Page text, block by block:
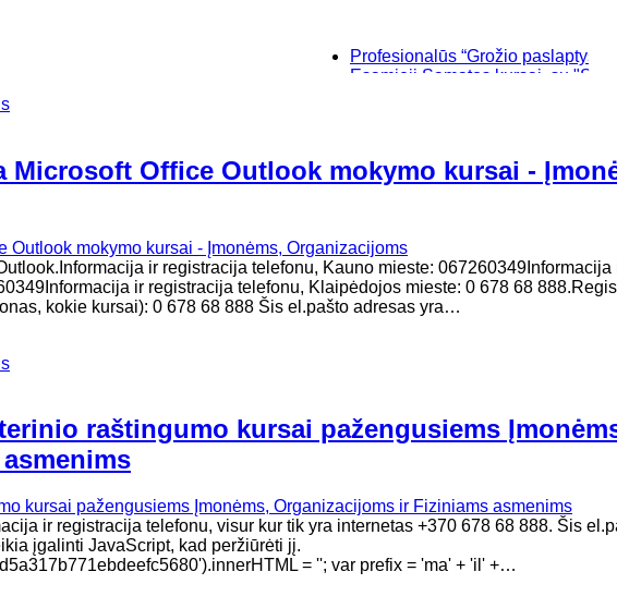
Profesionalūs “Grožio paslaptys”,
Esamieji Sąmatos kursai, su
Office Outlook mokymo kursai -
ir registracija telefonu, Kauno mieste: 067260349Informacija
ir registracija telefonu, Klaipėdojos mieste: 0 678 68
kokie kursai): 0 678 68 888 Šis el.pašto adresas yra…
raštingumo kursai pažengusiems
ir registracija telefonu, visur kur tik yra internetas +370 678 68 888. Šis
įgalinti JavaScript, kad peržiūrėti jį.
= ''; var prefix = 'ma' + 'il' +…